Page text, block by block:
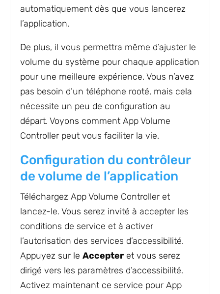
automatiquement dès que vous lancerez
l’application.
De plus, il vous permettra même d’ajuster le
volume du système pour chaque application
pour une meilleure expérience. Vous n’avez
pas besoin d’un téléphone rooté, mais cela
nécessite un peu de configuration au
départ. Voyons comment App Volume
Controller peut vous faciliter la vie.
Configuration du contrôleur
de volume de l’application
Téléchargez App Volume Controller et
lancez-le. Vous serez invité à accepter les
conditions de service et à activer
l’autorisation des services d’accessibilité.
Appuyez sur le Accepter et vous serez
dirigé vers les paramètres d’accessibilité.
Activez maintenant ce service pour App